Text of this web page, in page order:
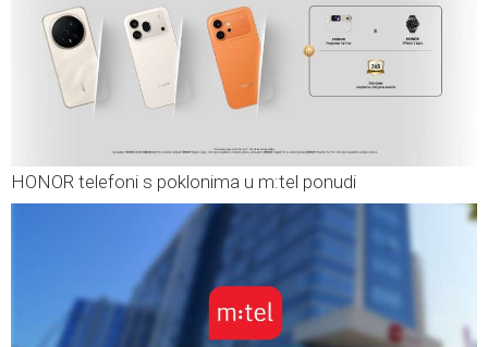
HONOR telefoni s poklonima u m:tel ponudi